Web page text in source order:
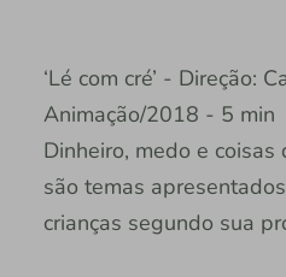
‘Lé com cré’ - Direção:
Animação/2018 - 5 min
Dinheiro, medo e coisas
são temas
crianças segundo sua